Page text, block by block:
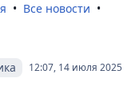
Все новости
12:07, 14 июля 2025